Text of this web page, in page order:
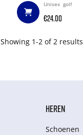
Unisex golf
€24.00
Showing 1-2 of 2 results
HEREN
Schoenen